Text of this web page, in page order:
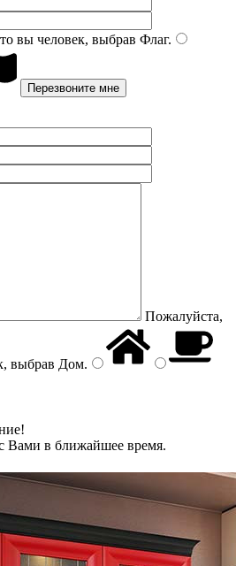
вы человек, выбрав Флаг.
Пожалуйста,
выбрав Дом.
Вами в ближайшее время.